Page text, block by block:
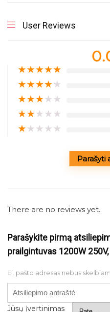
User Reviews
★★★★★
★★★★★
★★★★★
★★★★★
★★★★★
Parašyti
There are no reviews yet.
Parašykite pirmą
prailgintuvas 1200W
El. pašto adresas nebus
Jūsų įvertinimas